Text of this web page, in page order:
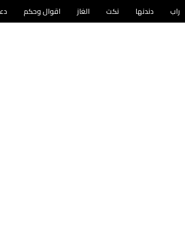
راب دندنها نكت الغاز اقوال وحكم